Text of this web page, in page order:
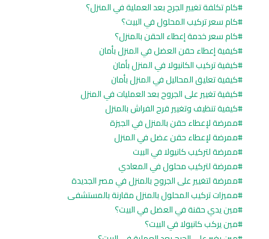
كام تكلفة تغيير الجرح بعد العملية في المنزل؟
كام سعر تركيب المحلول في البيت؟
كام سعر خدمة إعطاء الحقن بالمنزل؟
كيفية إعطاء حقن العضل في المنزل بأمان
كيفية تركيب الكانيولا في المنزل بأمان
كيفية تعليق المحاليل في المنزل بأمان
كيفية تغيير على الجروح بعد العمليات في المنزل
كيفية تنظيف وتغيير قرح الفراش بالمنزل
ممرضة لإعطاء حقن بالمنزل في الجيزة
ممرضة لإعطاء حقن عضل في المنزل
ممرضة لتركيب كانيولا في البيت
ممرضة لتركيب محلول في المعادي
ممرضة لتغيير على الجروح بالمنزل في مصر الجديدة
مميزات تركيب المحلول بالمنزل مقارنة بالمستشفى
مين يدي حقنة في العضل في البيت؟
مين يركب كانيولا في البيت؟